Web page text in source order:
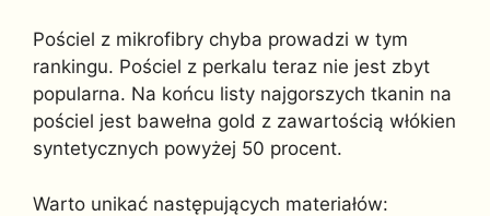
Pościel z mikrofibry chyba prowadzi w tym
rankingu. Pościel z perkalu teraz nie jest zbyt
popularna. Na końcu listy najgorszych tkanin na
pościel jest bawełna gold z zawartością włókien
syntetycznych powyżej 50 procent.
Warto unikać następujących materiałów: